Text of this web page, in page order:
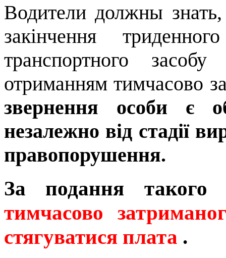
Водители должны
закінчення
транспортного
отриманням тимчасово
звернення особи є
незалежно від стадії
правопорушення.
За подання
тимчасово
стягуватися плата .